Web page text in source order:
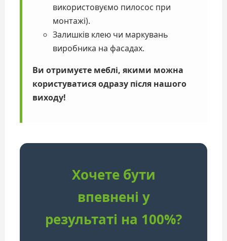
використовуємо пилосос при
монтажі).
Залишків клею чи маркувань
виробника на фасадах.
Ви отримуєте меблі, якими можна
користуватися одразу після нашого
виходу!
Хочете бути
впевнені у
результаті на 100%?